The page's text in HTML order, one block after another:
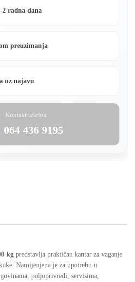
2 radna dana
preuzimanja
uz najavu
Kontakt telefon
064 436 9195
kg predstavlja praktičan kantar za vaganje
Namijenjena je za upotrebu u
poljoprivredi, servisima,